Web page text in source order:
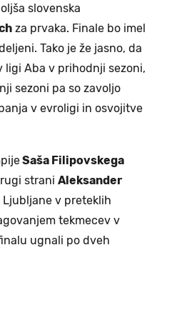
slovenska
za prvaka. Finale bo imel
Tako je že jasno, da
ligi Aba v prihodnji sezoni,
sezoni pa so zavoljo
v evroligi in osvojitve
Saša Filipovskega
strani Aleksander
v preteklih
tekmecev v
ugnali po dveh